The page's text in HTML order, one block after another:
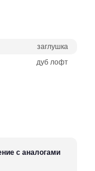
заглушка
дуб лофт
с аналогами